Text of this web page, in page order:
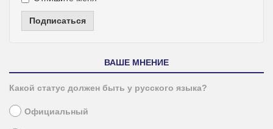
Подписаться
ВАШЕ МНЕНИЕ
Какой статус должен быть у русского языка?
Официальный